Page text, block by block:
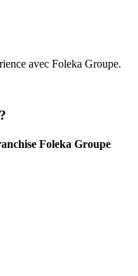
avec Foleka Groupe.
Foleka Groupe